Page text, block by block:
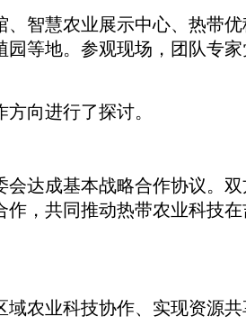
慧农业展示中心、热带优
等地。参观现场，团队专
向进行了探讨。
达成基本战略合作协议。双
，共同推动热带农业科技
业科技协作、实现资源共